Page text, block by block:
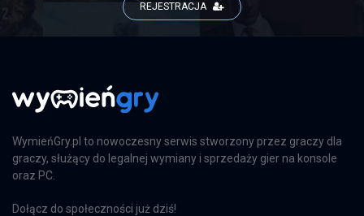
REJESTRACJA
WymieńGry.pl to nowoczesny serwis stworzony przez graczy dla
graczy, służący do legalnej wymiany i sprzedaży gier na konsole
oraz PC.
Dołącz do społeczności już dziś!